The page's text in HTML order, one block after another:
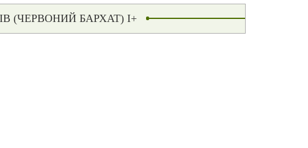
(ЧЕРВОНИЙ БАРХАТ) І+